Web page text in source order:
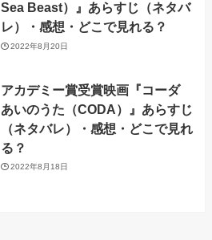
Sea Beast）』あらすじ（ネタバ
レ）・感想・どこで見れる？
2022年8月20日
アカデミー賞受賞映画『コーダ
あいのうた（CODA）』あらすじ
（ネタバレ）・感想・どこで見れ
る？
2022年8月18日